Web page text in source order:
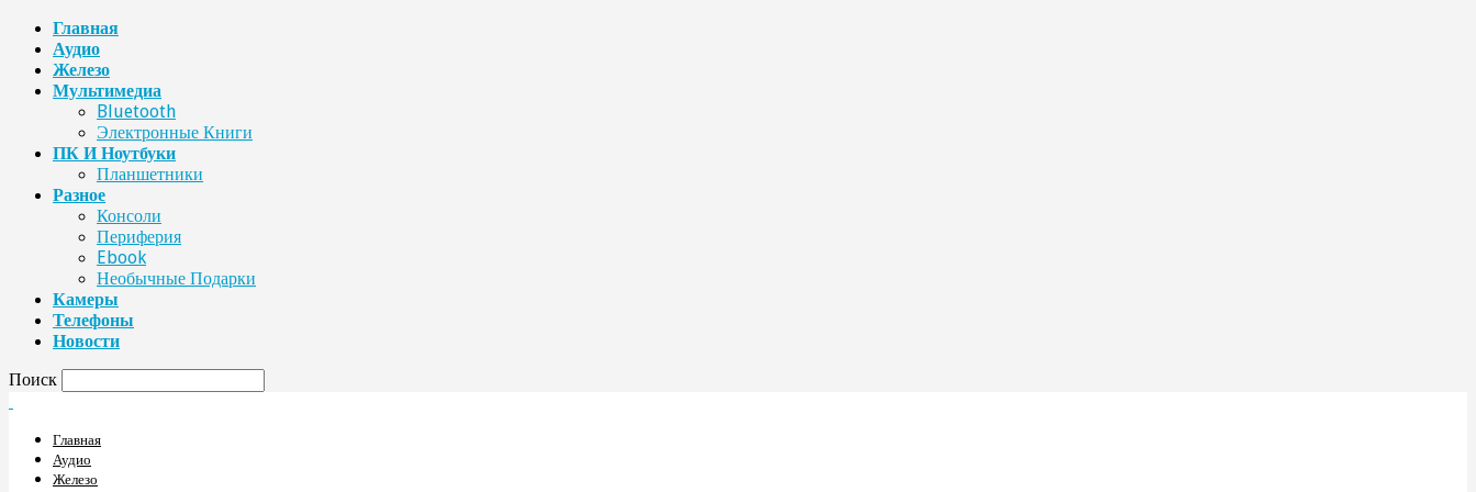
Главная
Аудио
Железо
Мультимедиа
Bluetooth
Электронные Книги
ПК И Ноутбуки
Планшетники
Разное
Консоли
Периферия
Ebook
Необычные Подарки
Камеры
Телефоны
Новости
Поиск
Главная
Аудио
Железо